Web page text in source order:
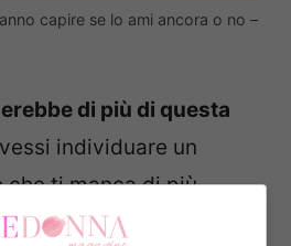
capire se lo ami ancora o no –
di più di questa
individuare un
ti manca di più,
le piccole attenzioni